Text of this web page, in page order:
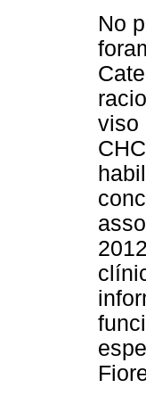
No
viso